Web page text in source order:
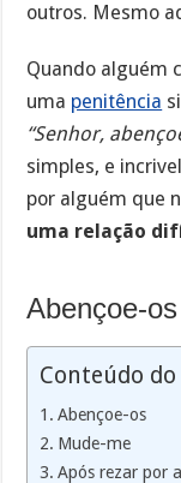
outros. Mesmo
Quando alguém
uma penitência
“Senhor,
simples, e
por alguém que
uma relação
Abençoe-os
Conteúdo
Abençoe-os
Mude-me
Após rezar por